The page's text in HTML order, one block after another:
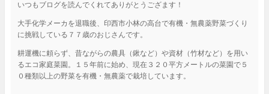
いつもブログを読んでくれてありがとうござます！
大手化学メーカを退職後、印西市小林の高台で有機・無農薬野菜づくり
に挑戦している７７歳のおじさんです。
耕運機に頼らず、昔ながらの農具（鍬など）や資材（竹材など）を用い
るエコ家庭菜園。１５年前に始め、現在３２０平方メートルの菜園で５
０種類以上の野菜を有機・無農薬で栽培しています。